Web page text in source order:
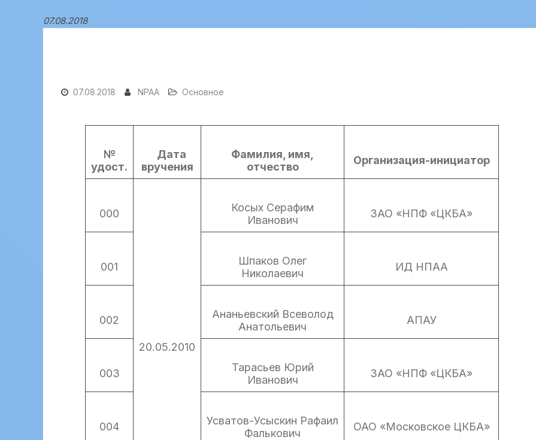
07.08.2018
07.08.2018 NPAA Основное
№
удост.
Дата
вручения
Фамилия, имя,
отчество
Организация-инициатор
000
20.05.2010
Косых Серафим
Иванович
ЗАО «НПФ «ЦКБА»
001
Шпаков Олег
Николаевич
ИД НПАА
002
Ананьевский Всеволод
Анатольевич
АПАУ
003
Тарасьев Юрий
Иванович
ЗАО «НПФ «ЦКБА»
004
Усватов-Усыскин Рафаил
Фалькович
ОАО «Московское ЦКБА»